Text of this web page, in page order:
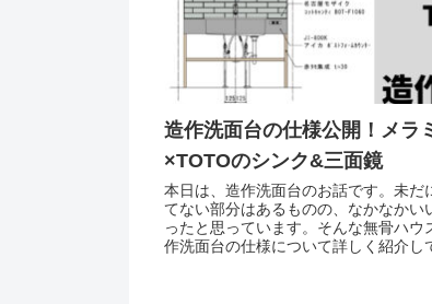
造作洗面台の仕様公開！メラ
×TOTOのシンク&三面鏡
本日は、造作洗面台のお話です。未だ
てない部分はあるものの、なかなかい
ったと思っています。そんな無骨ハウ
作洗面台の仕様について詳しく紹介し